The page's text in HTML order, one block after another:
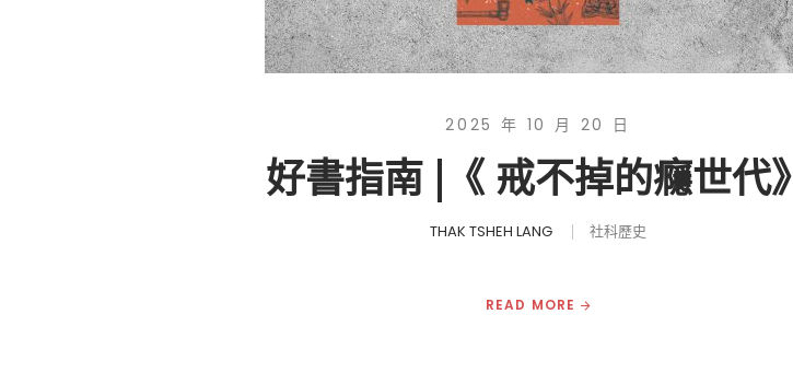
2025 年 10 月 20 日
好書指南 |《 戒不掉的癮世代》
THAK TSHEH LANG 社科歷史
READ MORE